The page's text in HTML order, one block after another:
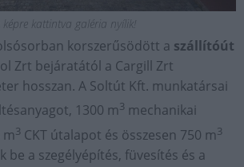
képre kattintva galéria nyílik!
korszerűsödött a szállítóút
Zrt bejáratától a Cargill Zrt
hosszan. A Soltút Kft. munkatársai
1300 m3 mechanikai
3 CKT útalapot és összesen 750 m3
be a szegélyépítés, füvesítés és a